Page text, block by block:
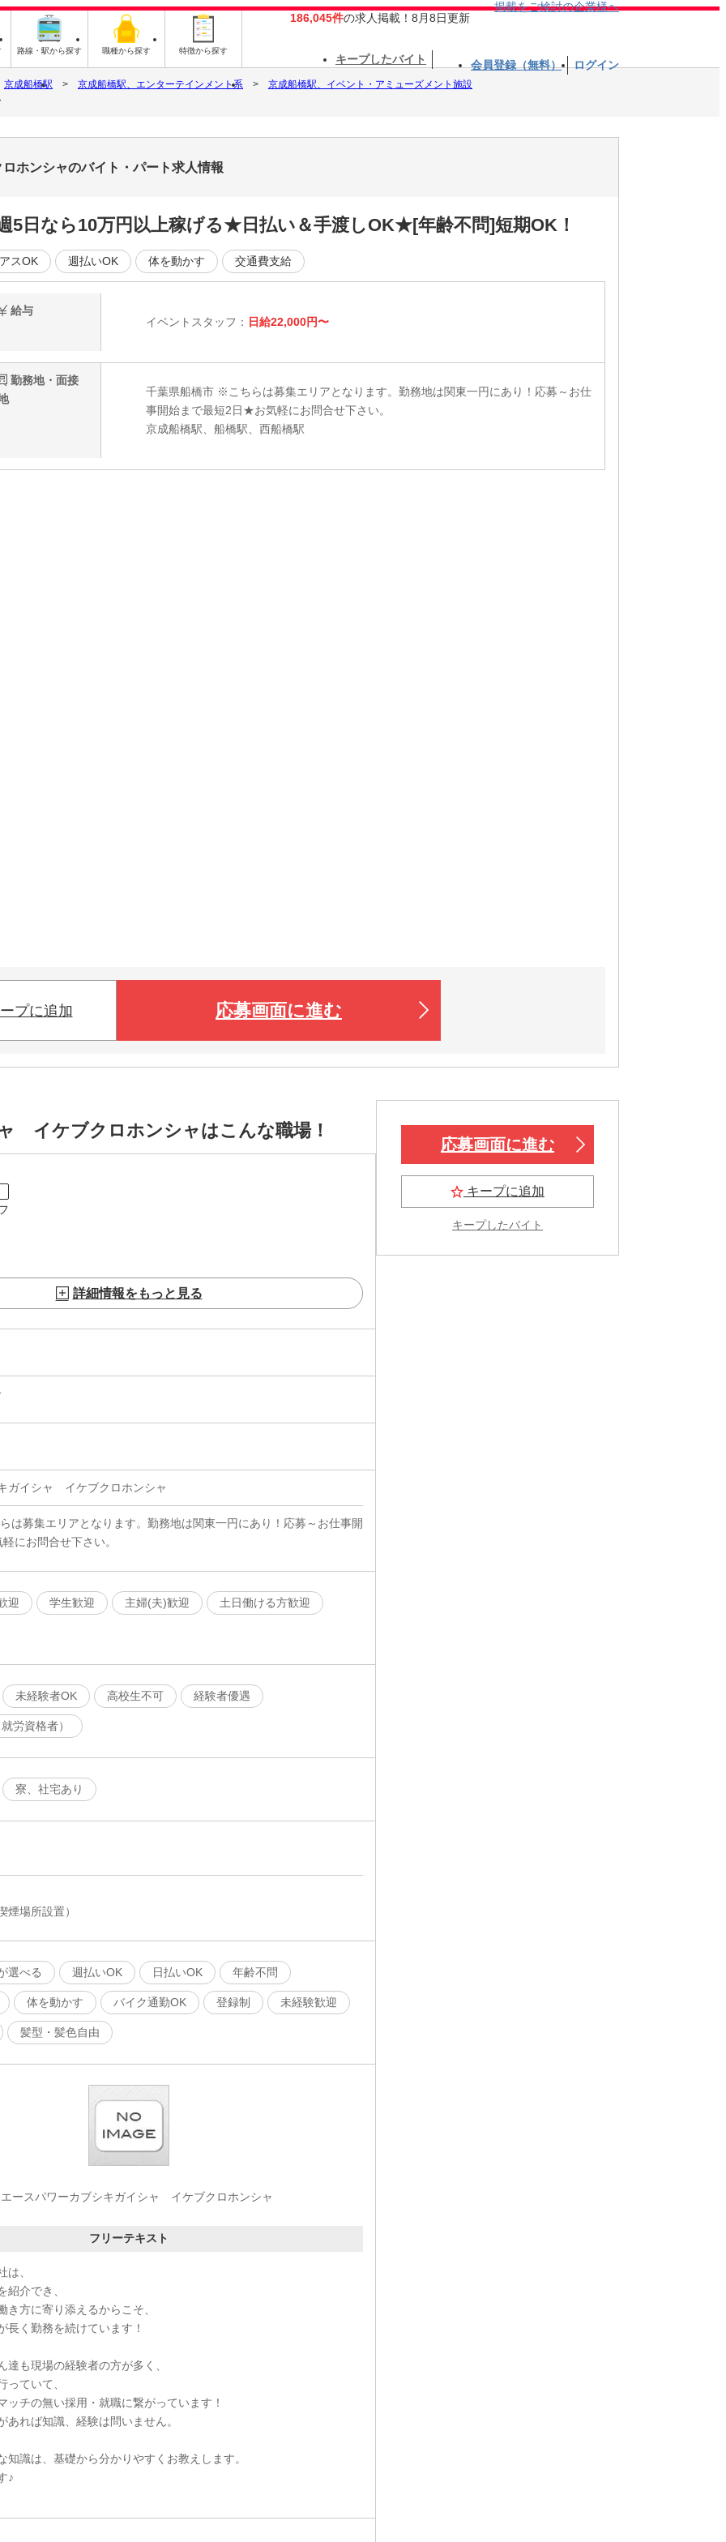
路線・駅から探す 職種から探す 特徴から探す
186,045件の求人掲載！8月8日更新
掲載をご検討の企業様へ
キープしたバイト 会員登録（無料） ログイン
京成船橋駅 京成船橋駅、エンターテインメント系
京成船橋駅、イベント・アミューズメント施設
ホンシャのバイト・パート求人情報
日なら10万円以上稼げる★日払い＆手渡しOK★[年齢不問]短期OK！
スOK 週払いOK 体を動かす 交通費支給
給与
イベントスタッフ： 日給22,000円〜
勤務地・面接
千葉県船橋市 ※こちらは募集エリアとなります。勤務地は関東一円にあり！応募～お仕
事開始まで最短2日★お気軽にお問合せ下さい。
京成船橋駅、船橋駅、西船橋駅
プに追加 応募画面に進む
イケブクロホンシャはこんな職場！
詳細情報をもっと見る
ガイシャ イケブクロホンシャ
は募集エリアとなります。勤務地は関東一円にあり！応募～お仕事開
にお問合せ下さい。
迎 学生歓迎 主婦(夫)歓迎 土日働ける方歓迎
未経験者OK 高校生不可 経験者優遇
労資格者）
寮、社宅あり
煙場所設置）
選べる 週払いOK 日払いOK 年齢不問
体を動かす バイク通勤OK 登録制 未経験歓迎
髪型・髪色自由
エースパワーカブシキガイシャ イケブクロホンシャ
フリーテキスト
は、
紹介でき、
き方に寄り添えるからこそ、
長く勤務を続けています！
達も現場の経験者の方が多く、
っていて、
ッチの無い採用・就職に繋がっています！
あれば知識、経験は問いません。
知識は、基礎から分かりやすくお教えします。
♪
応募画面に進む
キープに追加
キープしたバイト